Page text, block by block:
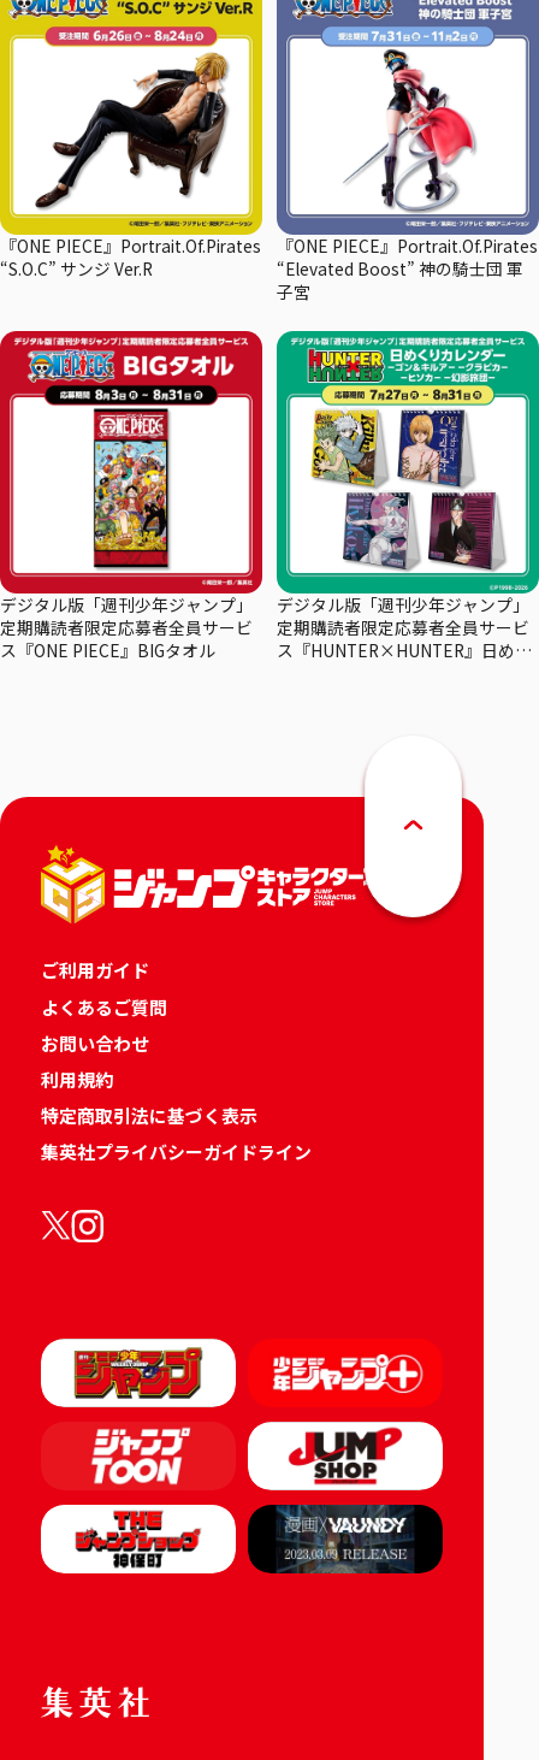
『ONE PIECE』Portrait.Of.Pirates
“S.O.C” サンジ Ver.R
『ONE PIECE』Portrait.Of.Pirates
“Elevated Boost” 神の騎士団 軍
子宮
デジタル版「週刊少年ジャンプ」
定期購読者限定応募者全員サービ
ス『ONE PIECE』BIGタオル
デジタル版「週刊少年ジャンプ」
定期購読者限定応募者全員サービ
ス『HUNTER×HUNTER』日めく
ご利用ガイド
よくあるご質問
お問い合わせ
利用規約
特定商取引法に基づく表示
集英社プライバシーガイドライン